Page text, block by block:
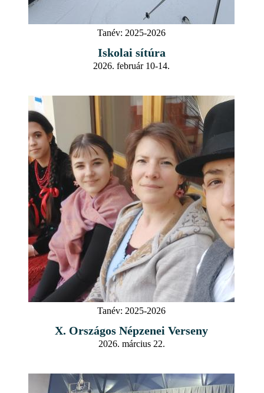
Tanév: 2025-2026
Iskolai sítúra
2026. február 10-14.
Tanév: 2025-2026
X. Országos Népzenei Verseny
2026. március 22.